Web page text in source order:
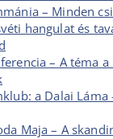
– Minden
hangulat és
– A téma
a Dalai Láma
Maja – A